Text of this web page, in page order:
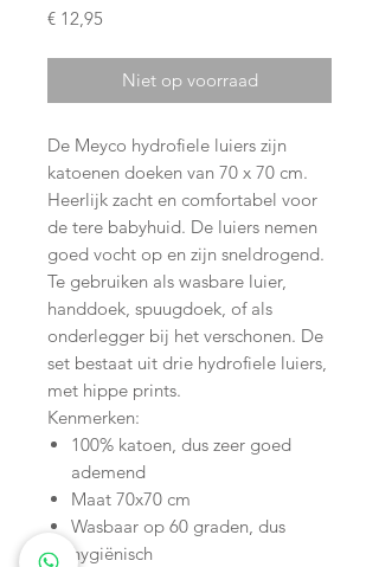
€ 12,95
Niet op voorraad
De Meyco hydrofiele luiers zijn
katoenen doeken van 70 x 70 cm.
Heerlijk zacht en comfortabel voor
de tere babyhuid. De luiers nemen
goed vocht op en zijn sneldrogend.
Te gebruiken als wasbare luier,
handdoek, spuugdoek, of als
onderlegger bij het verschonen. De
set bestaat uit drie hydrofiele luiers,
met hippe prints.
Kenmerken:
100% katoen, dus zeer goed
ademend
Maat 70x70 cm
Wasbaar op 60 graden, dus
hygiënisch